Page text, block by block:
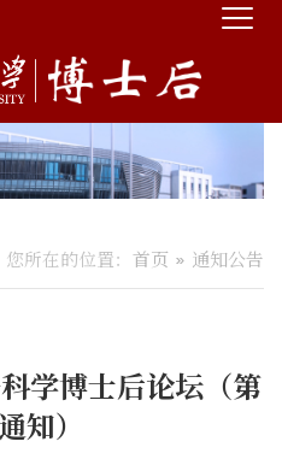
您所在的位置： 首页 通知公告
学博士后论坛（第
知）